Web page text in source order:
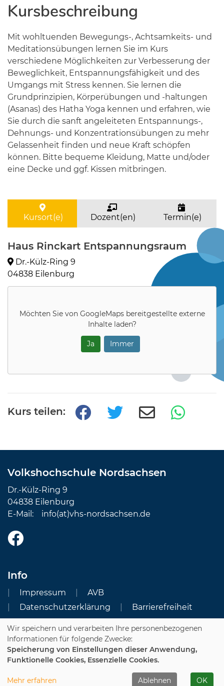
Kursbeschreibung
Mit wohltuenden Bewegungs-, Achtsamkeits- und
Meditationsübungen lernen Sie im Kurs
verschiedene Möglichkeiten zur Verbesserung der
Beweglichkeit, Entspannungsfähigkeit und des
Umgangs mit Stress kennen. Sie lernen die
Grundprinzipien, Körperübungen und -haltungen
(Asanas) des Hatha Yoga kennen und erfahren, wie
Sie durch die sanft angeleiteten Entspannungs-,
Dehnungs- und Konzentrationsübungen zu mehr
Gelassenheit finden und neue Kraft schöpfen
können. Bitte bequeme Kleidung, Matte und/oder
eine Decke und ggf. Kissen mitbringen.
Kursort(e) Dozent(en) Termin(e)
Haus Rinckart Entspannungsraum
Dr.-Külz-Ring 9
04838 Eilenburg
Möchten Sie von GoogleMapsbereitgestellte externe
Inhalte laden?
Ja Immer
Kurs teilen:
Volkshochschule Nordsachsen
Dr.-Külz-Ring 9
04838 Eilenburg
E-Mail: info(at)vhs-nordsachsen.de
Info
Impressum
AVB
Datenschutzerklärung
Barrierefreiheit
Cookie Einstellungen
Dozenten-Login
Wir speichern und verarbeiten Ihre personenbezogenen
Informationen für folgende Zwecke:
Speicherung von Einstellungen dieser Anwendung,
Funktionelle Cookies, Essenzielle Cookies.
Mehr erfahren Ablehnen OK